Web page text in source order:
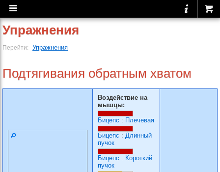
Упражнения
Перейти: Упражнения
Подтягивания обратным хватом
Воздействие на
мышцы:
Бицепс : Плечевая
Бицепс : Длинный
пучок
Бицепс : Короткий
пучок